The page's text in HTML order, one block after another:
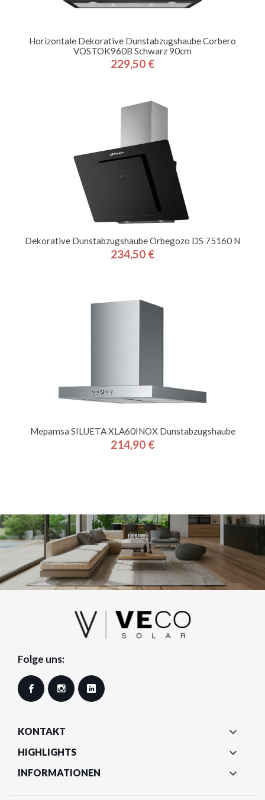
Horizontale Dekorative Dunstabzugshaube Corbero
VOSTOK960B Schwarz 90cm
Preis
229,50 €
Dekorative Dunstabzugshaube Orbegozo DS 75160 N
Preis
234,50 €
Mepamsa SILUETA XLA60INOX Dunstabzugshaube
Preis
214,90 €
Folge uns:
Facebook Instagram
KONTAKT 
HIGHLIGHTS 
INFORMATIONEN 